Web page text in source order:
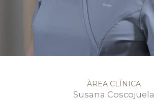
ÀREA CLÍNICA
Susana Coscojuela